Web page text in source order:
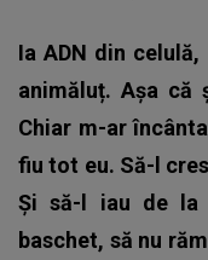
Ia ADN din
animăluț. Așa că
Chiar m-ar
fiu tot eu. Să-l
Și să-l iau de la
baschet, să nu